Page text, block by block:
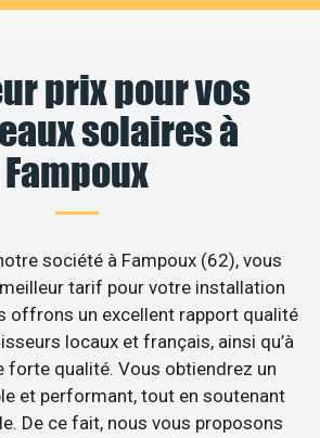
prix pour vos
solaires à
Fampoux
société à Fampoux (62), vous
tarif pour votre installation
offrons un excellent rapport qualité
locaux et français, ainsi qu’à
forte qualité. Vous obtiendrez un
et performant, tout en soutenant
De ce fait, nous vous proposons